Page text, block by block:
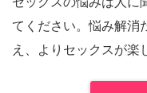
てください。悩み解消
え、よりセックスが楽